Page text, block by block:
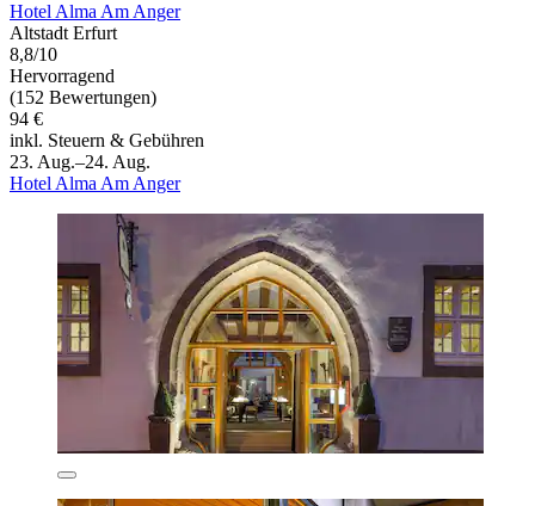
Hotel Alma Am Anger
Altstadt Erfurt
8,8/10
Hervorragend
(152 Bewertungen)
94 €
inkl. Steuern & Gebühren
23. Aug.–24. Aug.
Hotel Alma Am Anger